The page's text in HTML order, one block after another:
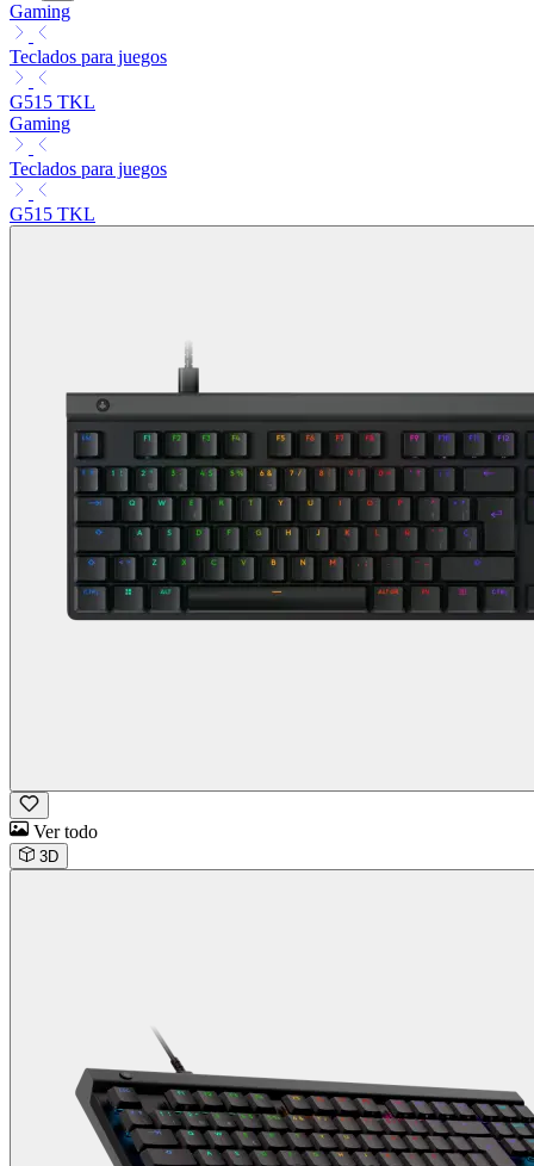
Gaming
Teclados para juegos
G515 TKL
Gaming
Teclados para juegos
G515 TKL
Ver todo
3D